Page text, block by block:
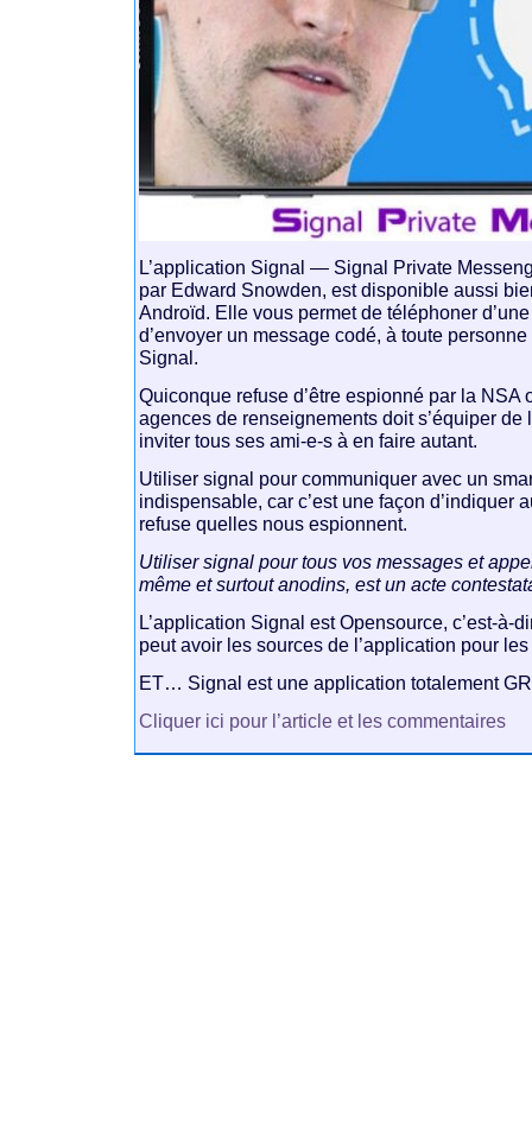
L’application Signal — Signal Private
par Edward Snowden, est disponible aussi
Androïd. Elle vous permet de téléphoner
d’envoyer un message codé, à toute
Signal.
Quiconque refuse d’être espionné par la NSA
agences de renseignements doit s’équiper de
inviter tous ses ami-e-s à en faire autant.
Utiliser signal pour communiquer avec un
indispensable, car c’est une façon d’indiquer
refuse quelles nous espionnent.
Utiliser signal pour tous vos messages et
même et surtout anodins, est un acte
L’application Signal est Opensource, c’est-à-
peut avoir les sources de l’application pour
ET… Signal est une application totalement
Cliquer ici pour l’article et les commentaires